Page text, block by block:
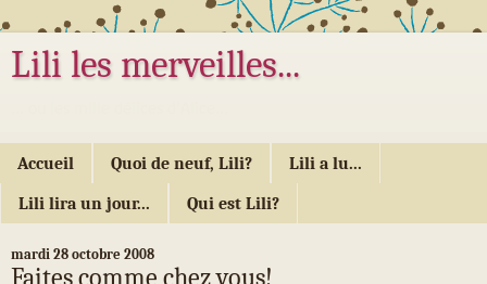
Lili les merveilles...
Accueil Quoi de neuf, Lili? Lili a lu...
Lili lira un jour... Qui est Lili?
mardi 28 octobre 2008
Faites comme chez vous!